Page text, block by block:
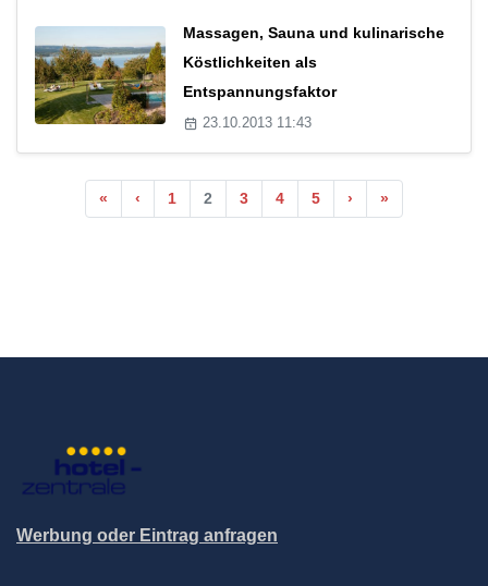
Massagen, Sauna und kulinarische
Köstlichkeiten als
Entspannungsfaktor
23.10.2013 11:43
« ‹ 1 2 3 4 5 › »
Werbung oder Eintrag anfragen